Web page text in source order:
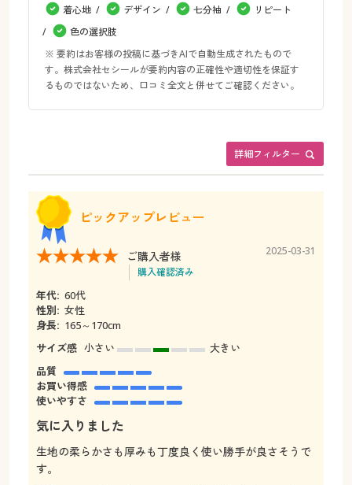
着心地 デザイン 七分袖
リピート
色の選択肢
※ 要約はお客様の投稿に基づきAIで自動生成されたもので
す。株式会社セシールが要約内容の正確性や適切性を保証す
るものではないため、口コミ全文と併せてご確認ください。
詳細フィルター
ピックアップレビュー
ご購入者様
購入確認済み
2025-03-31
年代: 60代
性別: 女性
身長: 165～170cm
サイズ感 小さい
大きい
品質
お買い得感
使いやすさ
気に入りました
生地の柔らかさも厚みも丁度良く使い勝手が良さそうで
す。